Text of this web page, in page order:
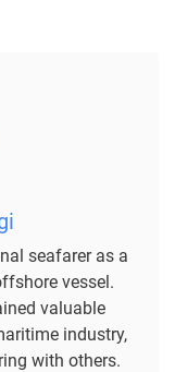
seafarer as a
vessel.
valuable
industry,
with others.